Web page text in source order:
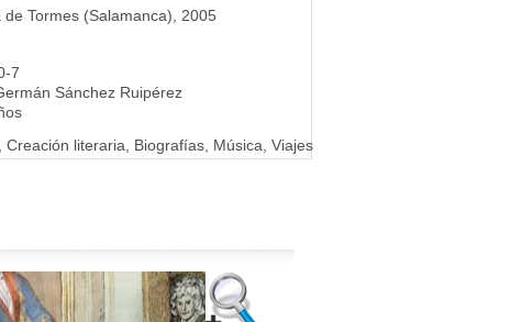
de Tormes (Salamanca), 2005
7
Sánchez Ruipérez
Creación literaria, Biografías, Música, Viajes